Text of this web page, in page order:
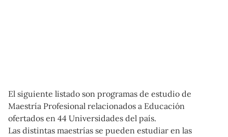
El siguiente listado son programas de estudio de
Maestría Profesional relacionados a Educación
ofertados en 44 Universidades del país.
Las distintas maestrías se pueden estudiar en las